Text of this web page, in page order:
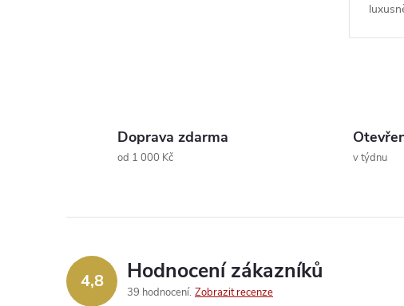
v
l
d
Doprava zdarma
od 1 000 Kč v týdnu
4,8 Hodnocení zákazníků
39 hodnocení Zobrazit recenze